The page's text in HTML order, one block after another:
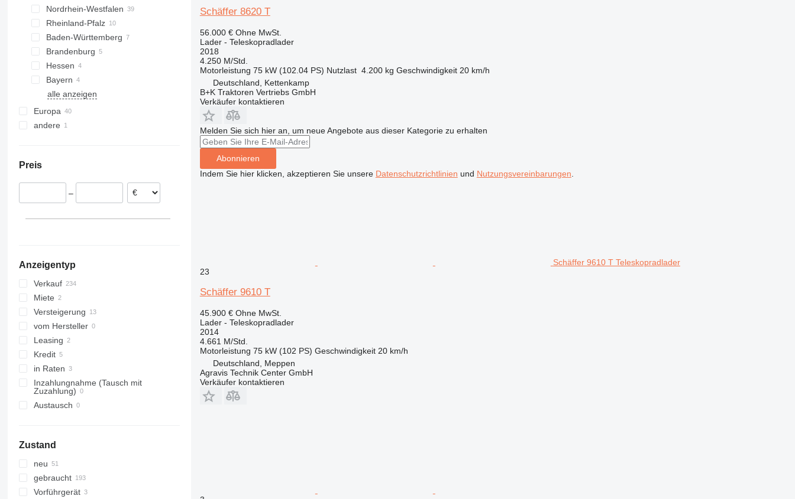
824
906
907
908
910
914
918
920
924
953
955
956
962
963
966
972
973
980
982
986
992
D series
F-series
G-series
457
535
550
Robot
S-Series
TM
4070
4080
5080
9080
T-series
Wildeshausen
Hildesheim
Oldenburg
Braunschweig
Stuhr
Salzhausen
Meppen
alle anzeigen
Hamburg
Nordrhein-Westfalen
Münster
Altenberge
Recklinghausen
Köln
Olfen
Hagen
Rheinland-Pfalz
Frankenthal
Baden-Württemberg
Freiburg im Breisgau
Brandenburg
Potsdam
Oranienburg
Hessen
Gross-Umstadt
Darmstadt
Bayern
Biessenhofen
Goldbach
Kiel
Magdeburg
Demmin
Bremen
alle anzeigen
Europa
Österreich
Belgien
Dänemark
andere
Preis
–
Anzeigentyp
Verkauf
Miete
Versteigerung
vom Hersteller
Leasing
Kredit
in Raten
Inzahlungnahme (Tausch mit
Zuzahlung)
Austausch
Zustand
neu
gebraucht
Vorführgerät
Schäffer 8620 T
56.000 € Ohne MwSt.
Lader - Teleskopradlader
2018
4.250 M/Std.
Motorleistung 75 kW (102.04 PS) Nutzlast 4.200 kg Geschwindigkeit 20 km/h
Deutschland, Kettenkamp
B+K Traktoren Vertriebs GmbH
Verkäufer kontaktieren
Melden Sie sich hier an, um neue Angebote aus dieser Kategorie zu erhalten
Abonnieren
Indem Sie hier klicken, akzeptieren Sie unsere Datenschutzrichtlinien und Nutzungsvereinbarungen
Schäffer 9610 T Teleskopradlader
23
Schäffer 9610 T
45.900 € Ohne MwSt.
Lader - Teleskopradlader
2014
4.661 M/Std.
Motorleistung 75 kW (102 PS) Geschwindigkeit 20 km/h
Deutschland, Meppen
Agravis Technik Center GmbH
Verkäufer kontaktieren